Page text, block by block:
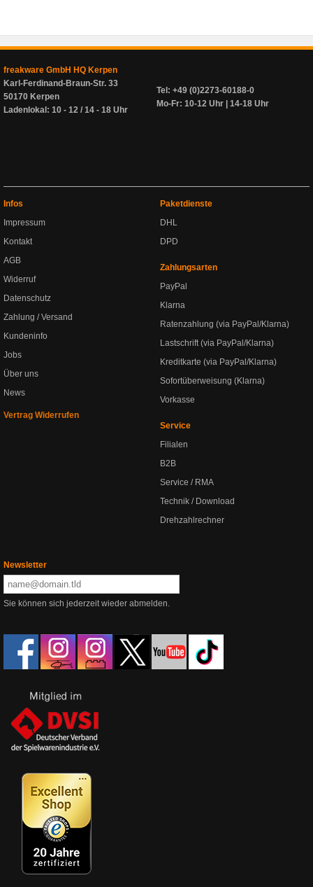
freakware GmbH HQ Kerpen
Karl-Ferdinand-Braun-Str. 33
50170 Kerpen
Ladenlokal: 10 - 12 / 14 - 18 Uhr
Tel: +49 (0)2273-60188-0
Mo-Fr: 10-12 Uhr | 14-18 Uhr
Infos
Impressum
Kontakt
AGB
Widerruf
Datenschutz
Zahlung / Versand
Kundeninfo
Jobs
Über uns
News
Vertrag Widerrufen
Paketdienste
DHL
DPD
Zahlungsarten
PayPal
Klarna
Ratenzahlung (via PayPal/Klarna)
Lastschrift (via PayPal/Klarna)
Kreditkarte (via PayPal/Klarna)
Sofortüberweisung (Klarna)
Vorkasse
Service
Filialen
B2B
Service / RMA
Technik / Download
Drehzahlrechner
Newsletter
Sie können sich jederzeit wieder abmelden.